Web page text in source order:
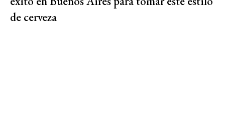
de cerveza